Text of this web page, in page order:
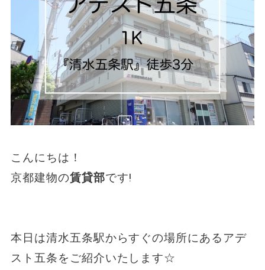
こんにちは！
京都建物の賃貸部です!
本日は清水五条駅からすぐの場所にあるアデ
スト五条をご紹介いたします☆